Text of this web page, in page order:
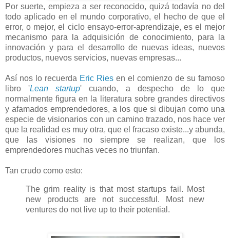
Por suerte, empieza a ser reconocido, quizá todavía no del
todo aplicado en el mundo corporativo, el hecho de que el
error, o mejor, el ciclo ensayo-error-aprendizaje, es el mejor
mecanismo para la adquisición de conocimiento, para la
innovación y para el desarrollo de nuevas ideas, nuevos
productos, nuevos servicios, nuevas empresas...
Así nos lo recuerda Eric Ries en el comienzo de su famoso
libro 'Lean startup' cuando, a despecho de lo que
normalmente figura en la literatura sobre grandes directivos
y afamados emprendedores, a los que si dibujan como una
especie de visionarios con un camino trazado, nos hace ver
que la realidad es muy otra, que el fracaso existe...y abunda,
que las visiones no siempre se realizan, que los
emprendedores muchas veces no triunfan.
Tan crudo como esto:
The grim reality is that most startups fail. Most
new products are not successful. Most new
ventures do not live up to their potential.